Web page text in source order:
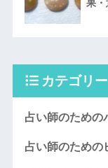
果・
カテゴリー
占い師のための
占い師のための